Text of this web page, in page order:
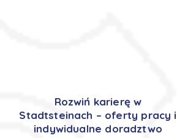
Rozwiń karierę w
Stadtsteinach – oferty pracy i
indywidualne doradztwo